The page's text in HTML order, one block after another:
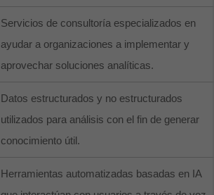
Servicios de consultoría especializados en
ayudar a organizaciones a implementar y
aprovechar soluciones analíticas.
Datos estructurados y no estructurados
utilizados para análisis con el fin de generar
conocimiento útil.
Herramientas automatizadas basadas en IA